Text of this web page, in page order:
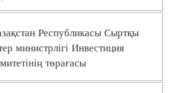
Республикасы Сыртқы
министрлігі Инвестиция
төрағасы